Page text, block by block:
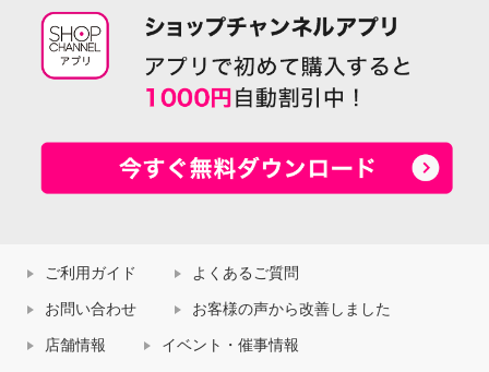
ご利用ガイド よくあるご質問
お問い合わせ お客様の声から改善しました
店舗情報 イベント・催事情報